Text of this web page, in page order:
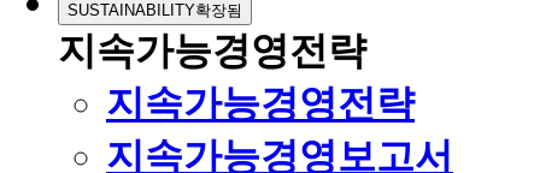
SUSTAINABILITY확장됨
지속가능경영전략
지속가능경영전략
지속가능경영보고서